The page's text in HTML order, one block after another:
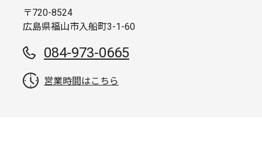
〒720-8524
広島県福山市入船町3-1-60
084-973-0665
営業時間はこちら